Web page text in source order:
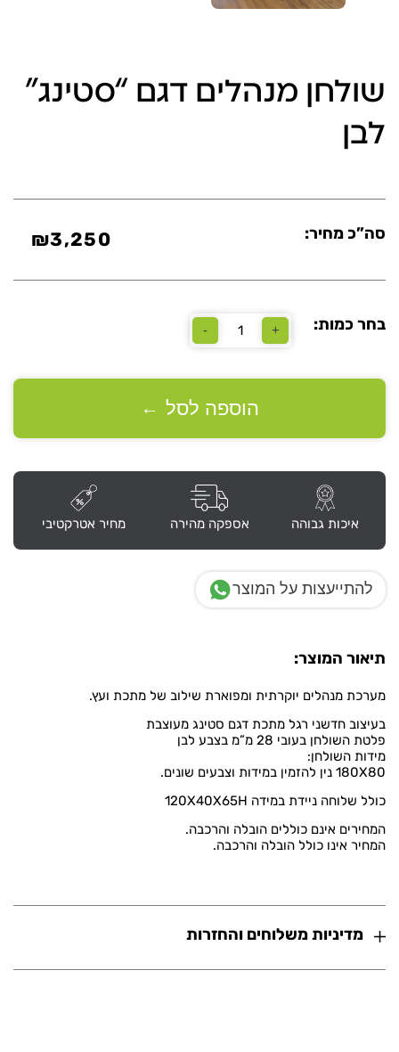
שולחן מנהלים דגם “סטינג”
לבן
סה”כ מחיר: ₪3,250
בחר כמות: +
כמות
“סטינג”
-
הוספה לסל ←
איכות גבוהה אספקה מהירה מחיר אטרקטיבי
להתייעצות על המוצר
תיאור המוצר:
מערכת מנהלים יוקרתית ומפוארת שילוב של מתכת ועץ.
בעיצוב חדשני רגל מתכת דגם סטינג מעוצבת
פלטת השולחן בעובי 28 מ”מ בצבע לבן
מידות השולחן:
180X80 נין להזמין במידות וצבעים שונים.
כולל שלוחה ניידת במידה 120X40X65H
המחירים אינם כוללים הובלה והרכבה.
המחיר אינו כולל הובלה והרכבה.
מדיניות משלוחים והחזרות